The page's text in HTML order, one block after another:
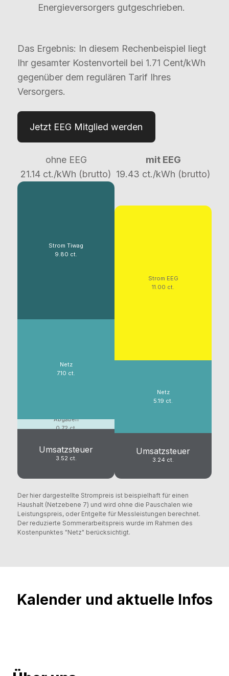
Energieversorgers gutgeschrieben.
Das Ergebnis: In diesem Rechenbeispiel liegt
Ihr gesamter Kostenvorteil bei 1.71 Cent/kWh
gegenüber dem regulären Tarif Ihres
Versorgers.
Jetzt EEG Mitglied werden
ohne EEG
21.14 ct./kWh (brutto)
Strom Tiwag
9.80 ct.
Netz
7.10 ct.
Abgaben
0.72 ct.
Umsatzsteuer
3.52 ct.
mit EEG
19.43 ct./kWh (brutto)
Strom EEG
11.00 ct.
Netz
5.19 ct.
Umsatzsteuer
3.24 ct.
Der hier dargestellte Strompreis ist beispielhaft für einen
Haushalt (Netzebene 7) und wird ohne die Pauschalen wie
Leistungspreis, oder Entgelte für Messleistungen berechnet.
Der reduzierte Sommerarbeitspreis wurde im Rahmen des
Kostenpunktes "Netz" berücksichtigt.
Kalender und aktuelle Infos